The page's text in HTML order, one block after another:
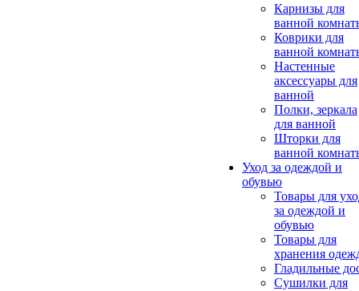
Карнизы для
ванной
Коврики для
ванной
Настенные
аксессуары для
ванной
Полки, зеркала
для ванной
Шторки для
ванной
Уход за одеждой и
обувью
Товары для
за одеждой и
обувью
Товары для
хранения
Гладильные
Сушилки для